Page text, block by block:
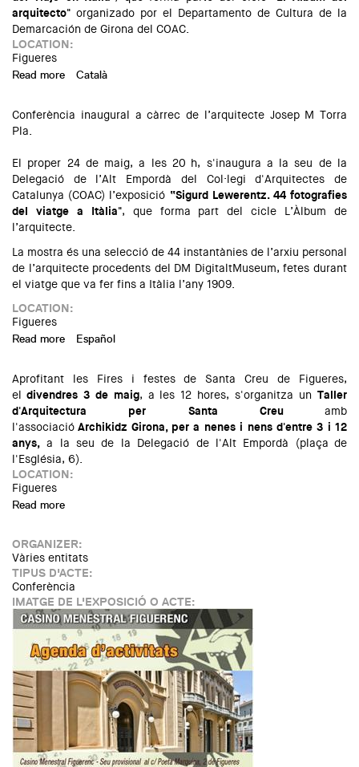
arquitecto" organizado por el Departamento de Cultura de la
Demarcación de Girona del COAC.
LOCATION:
Figueres
Read more about Exposición: “Sigurd Lewerentz. 44 fotografías del
Català
Conferència inaugural a càrrec de l’arquitecte Josep M Torra
Pla.
El proper 24 de maig, a les 20 h, s'inaugura a la seu de la
Delegació de l’Alt Empordà del Col·legi d'Arquitectes de
Catalunya (COAC) l’exposició “Sigurd Lewerentz. 44 fotografies
del viatge a Itàlia", que forma part del cicle L’Àlbum de
l’arquitecte.
La mostra és una selecció de 44 instantànies de l’arxiu personal
de l’arquitecte procedents del DM DigitaltMuseum, fetes durant
el viatge que va fer fins a Itàlia l’any 1909.
LOCATION:
Figueres
Read more about Exposició: “Sigurd Lewerentz. 44 fotografies del
Español
Aprofitant les Fires i festes de Santa Creu de Figueres,
el divendres 3 de maig, a les 12 hores, s'organitza unTaller
d'Arquitectura per Santa Creu amb
l'associació Archikidz Girona, per a nenes i nens d'entre 3 i 12
anys,a la seu de la Delegació de l'Alt Empordà (plaça de
l'Església, 6).
LOCATION:
Figueres
Read more
ORGANIZER:
Vàries entitats
TIPUS D'ACTE:
Conferència
IMATGE DE L'EXPOSICIÓ O ACTE: